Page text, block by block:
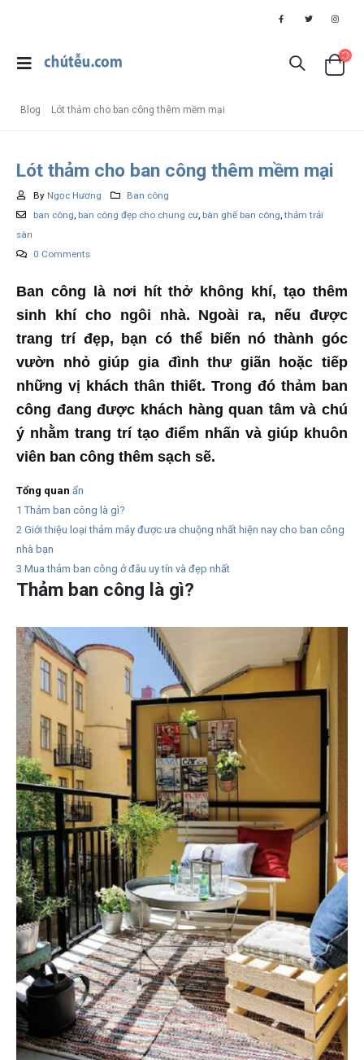
Blog Lót thảm cho ban công thêm mềm mại
Lót thảm cho ban công thêm mềm mại
By Ngọc Hương
Ban công
ban công, ban công đẹp cho chung cư, bàn ghế ban công,thảm trải
sàn
0 Comments
Ban công là nơi hít thở không khí, tạo thêm
sinh khí cho ngôi nhà. Ngoài ra, nếu được
trang trí đẹp, bạn có thể biến nó thành góc
vườn nhỏ giúp gia đình thư giãn hoặc tiếp
những vị khách thân thiết. Trong đó thảm ban
công đang được khách hàng quan tâm và chú
ý nhằm trang trí tạo điểm nhấn và giúp khuôn
viên ban công thêm sạch sẽ.
Tổng quan ẩn
1 Thảm ban công là gì?
2 Giới thiệu loại thảm mây được ưa chuộng nhất hiện nay cho ban công
nhà bạn
3 Mua thảm ban công ở đâu uy tín và đẹp nhất
Thảm ban công là gì?